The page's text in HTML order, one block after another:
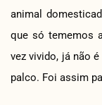
animal
que só tememos
vez vivido, já não
palco. Foi assim